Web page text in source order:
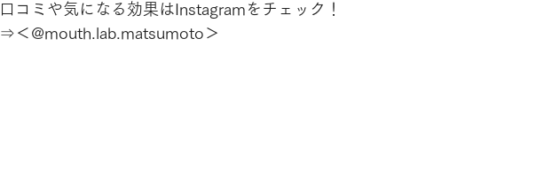
口コミや気になる効果はInstagramをチェック！
⇒＜@mouth.lab.matsumoto＞